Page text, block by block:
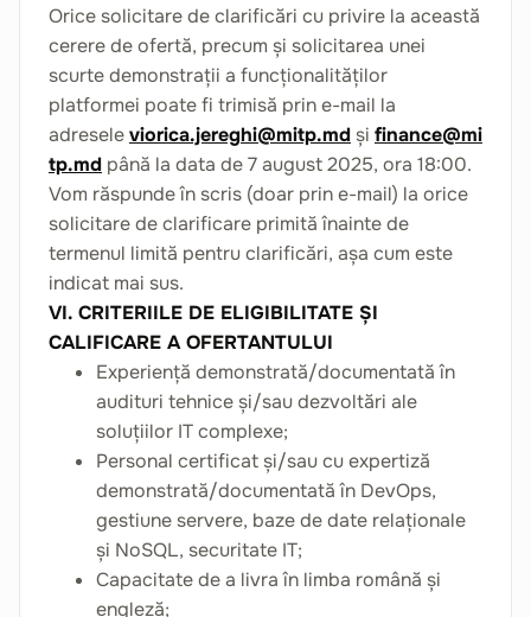
Orice solicitare de clarificări cu privire la această
cerere de ofertă, precum și solicitarea unei
scurte demonstrații a funcționalităților
platformei poate fi trimisă prin e-mail la
adreseleviorica.jereghi@mitp.md și finance@mi
tp.md până la data de 7 august 2025, ora 18:00.
Vom răspunde în scris (doar prin e-mail) la orice
solicitare de clarificare primită înainte de
termenul limită pentru clarificări, așa cum este
indicat mai sus.
VI. CRITERIILE DE ELIGIBILITATE ȘI
CALIFICARE A OFERTANTULUI
Experiență demonstrată/documentată în
audituri tehnice și/sau dezvoltări ale
soluțiilor IT complexe;
Personal certificat și/sau cu expertiză
demonstrată/documentată în DevOps,
gestiune servere, baze de date relaționale
și NoSQL, securitate IT;
Capacitate de a livra în limba română și
engleză;